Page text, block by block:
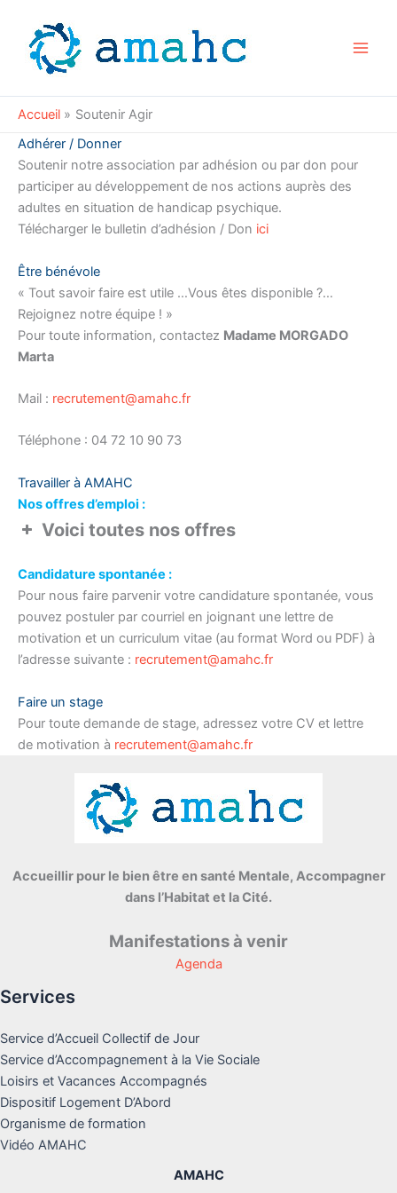
contenu
Accueil
Soutenir Agir
Adhérer / Donner
Soutenir notre association par adhésion ou par don pour
participer au développement de nos actions auprès des
adultes en situation de handicap psychique.
Télécharger le bulletin d’adhésion / Don ici
Être bénévole
« Tout savoir faire est utile …Vous êtes disponible ?…
Rejoignez notre équipe ! »
Pour toute information, contactez Madame MORGADO
Marta
Mail : recrutement@amahc.fr
Téléphone : 04 72 10 90 73
Travailler à AMAHC
Nos offres d’emploi :
Voici toutes nos offres
Temps plein – pour le SAVS –
ICI
TRAVAILLEURS SOCIAUX(H/F)
CDI Temps plein ou partiel – pour le SAVS –
ICI
Candidature spontanée :
Pour nous faire parvenir votre candidature spontanée, vous
pouvez postuler par courriel en joignant une lettre de
motivation et un curriculum vitae (au format Word ou PDF) à
l’adresse suivante : recrutement@amahc.fr
Faire un stage
Pour toute demande de stage, adressez votre CV et lettre
de motivation à recrutement@amahc.fr
Accueillir pour le bien être en santé Mentale, Accompagner
dans l’Habitat et la Cité.
Manifestations à venir
Agenda
Services
Service d’Accueil Collectif de Jour
Service d’Accompagnement à la Vie Sociale
Loisirs et Vacances Accompagnés
Dispositif Logement D’Abord
Organisme de formation
Vidéo AMAHC
AMAHC